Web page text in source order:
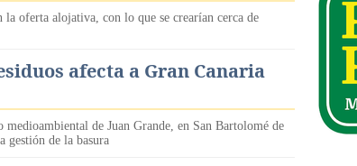
oferta alojativa, con lo que se crearían cerca de
afecta a Gran Canaria
de Juan Grande, en San Bartolomé de
gestión de la basura